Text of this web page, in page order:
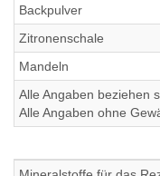
Backpulver
Zitronenschale
Mandeln
Alle Angaben beziehen
Alle Angaben ohne